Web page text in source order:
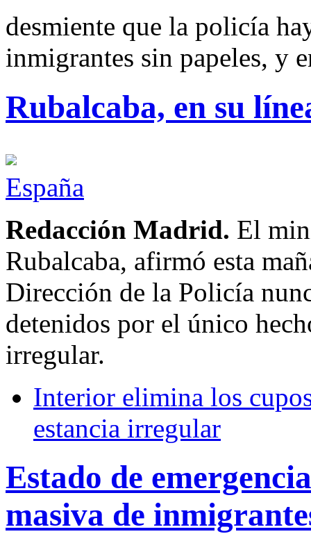
desmiente que la policía
inmigrantes sin papeles, y
Rubalcaba, en su
España
Redacción Madrid. El
Rubalcaba, afirmó esta
Dirección de la Policía
detenidos por el único
irregular.
Interior elimina los
estancia irregular
Estado de
masiva de